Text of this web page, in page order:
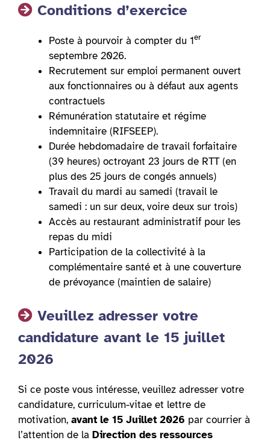
Conditions d’exercice
Poste à pourvoir à compter du 1er
septembre 2026.
Recrutement sur emploi permanent ouvert
aux fonctionnaires ou à défaut aux agents
contractuels
Rémunération statutaire et régime
indemnitaire (RIFSEEP).
Durée hebdomadaire de travail forfaitaire
(39 heures) octroyant 23 jours de RTT (en
plus des 25 jours de congés annuels)
Travail du mardi au samedi (travail le
samedi : un sur deux, voire deux sur trois)
Accès au restaurant administratif pour les
repas du midi
Participation de la collectivité à la
complémentaire santé et à une couverture
de prévoyance (maintien de salaire)
Veuillez adresser votre
candidature avant le 15 juillet
2026
Si ce poste vous intéresse, veuillez adresser votre
candidature, curriculum-vitae et lettre de
motivation, avant le 15 Juillet 2026 par courrier à
l’attention de la Direction des ressources